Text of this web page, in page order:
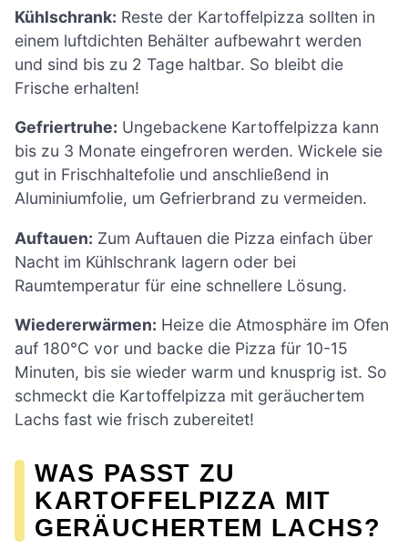
Kühlschrank: Reste der Kartoffelpizza sollten in
einem luftdichten Behälter aufbewahrt werden
und sind bis zu 2 Tage haltbar. So bleibt die
Frische erhalten!
Gefriertruhe: Ungebackene Kartoffelpizza kann
bis zu 3 Monate eingefroren werden. Wickele sie
gut in Frischhaltefolie und anschließend in
Aluminiumfolie, um Gefrierbrand zu vermeiden.
Auftauen: Zum Auftauen die Pizza einfach über
Nacht im Kühlschrank lagern oder bei
Raumtemperatur für eine schnellere Lösung.
Wiedererwärmen: Heize die Atmosphäre im Ofen
auf 180°C vor und backe die Pizza für 10-15
Minuten, bis sie wieder warm und knusprig ist. So
schmeckt die Kartoffelpizza mit geräuchertem
Lachs fast wie frisch zubereitet!
WAS PASST ZU
KARTOFFELPIZZA MIT
GERÄUCHERTEM LACHS?